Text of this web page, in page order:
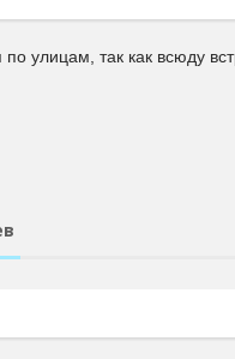
улицам, так как всюду